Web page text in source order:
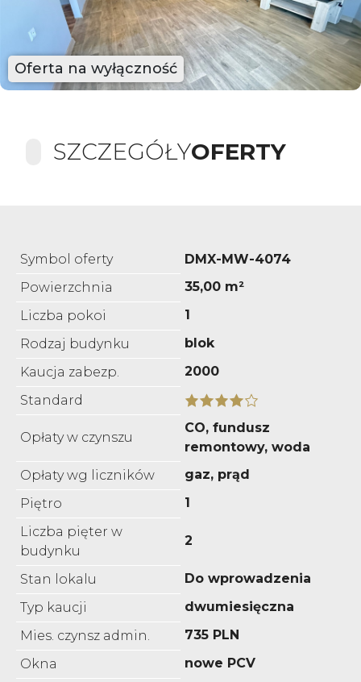
Oferta na wyłączność
SZCZEGÓŁYOFERTY
Symbol oferty
DMX-MW-4074
Powierzchnia
35,00 m²
Liczba pokoi
1
Rodzaj budynku
blok
Kaucja zabezp.
2000
Standard
Opłaty w czynszu
CO, fundusz
remontowy, woda
Opłaty wg liczników
gaz, prąd
Piętro
1
Liczba pięter w
budynku
2
Stan lokalu
Do wprowadzenia
Typ kaucji
dwumiesięczna
Mies. czynsz admin.
735 PLN
Okna
nowe PCV